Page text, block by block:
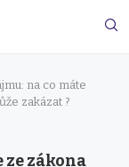
na co máte
zakázat ?
ze zákona